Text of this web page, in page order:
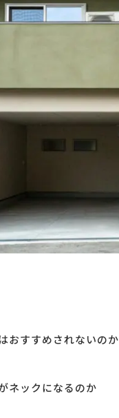
おすすめされないのか
ネックになるのか